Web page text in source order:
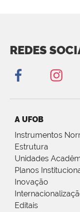
REDES
A UFOB
Instrumentos
Estrutura
Unidades
Planos
Inovação
Editais